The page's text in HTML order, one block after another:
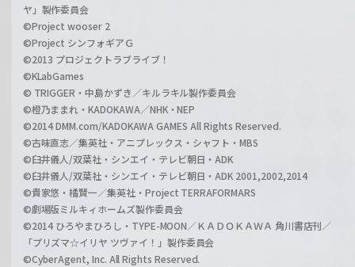
ヤ」製作委員会
©Project wooser 2
©Project シンフォギアＧ
©2013 プロジェクトラブライブ！
©KLabGames
© TRIGGER・中島かずき／キルラキル製作委員会
©橙乃ままれ・KADOKAWA／NHK・NEP
©2014 DMM.com/KADOKAWA GAMES All Rights Reserved.
©古味直志／集英社・アニプレックス・シャフト・MBS
©臼井儀人/双葉社・シンエイ・テレビ朝日・ADK
©臼井儀人/双葉社・シンエイ・テレビ朝日・ADK 2001,2002,2014
©貴家悠・橘賢一／集英社・Project TERRAFORMARS
©劇場版ミルキィホームズ製作委員会
©2014 ひろやまひろし・TYPE-MOON／ＫＡＤＯＫＡＷＡ 角川書店刊／
「プリズマ☆イリヤ ツヴァイ！」製作委員会
©CyberAgent, Inc. All Rights Reserved.